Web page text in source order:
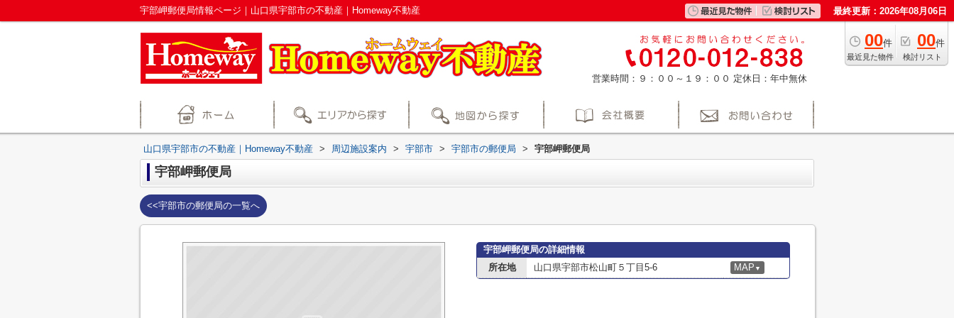
宇部岬郵便局情報ページ｜山口県宇部市の不動産｜Homeway不動産 最終更新：2026年08月06日
00件
最近見た物件
00件
検討リスト
営業時間：９：００～１９：００ 定休日：年中無休
山口県宇部市の不動産｜Homeway不動産 > 周辺施設案内 > 宇部市 > 宇部市の郵便局 > 宇部岬郵便局
宇部岬郵便局
<<宇部市の郵便局の一覧へ
宇部岬郵便局の詳細情報
所在地
山口県宇部市松山町５丁目5-6 MAP ▼